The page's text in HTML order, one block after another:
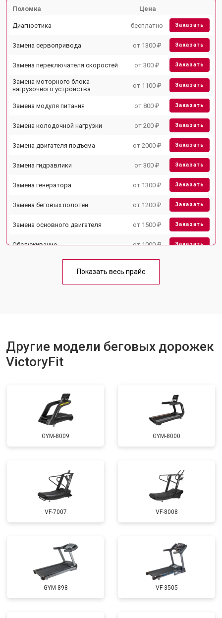
Поломка Цена
Диагностика бесплатно Заказать
Замена сервопривода от 1300 ₽ Заказать
Замена переключателя скоростей от 300 ₽ Заказать
Замена моторного блока
нагрузочного устройства
от 1100 ₽ Заказать
Замена модуля питания от 800 ₽ Заказать
Замена колодочной нагрузки от 200 ₽ Заказать
Замена двигателя подъема от 2000 ₽ Заказать
Замена гидравлики от 300 ₽ Заказать
Замена генератора от 1300 ₽ Заказать
Замена беговых полотен от 1200 ₽ Заказать
Замена основного двигателя от 1500 ₽ Заказать
Обслуживание от 1000 ₽ Заказать
Замена блока питания от 1000 ₽
Показать весь прайс
Другие модели беговых дорожек
VictoryFit
GYM-8009 GYM-8000
VF-7007 VF-8008
GYM-898 VF-3505